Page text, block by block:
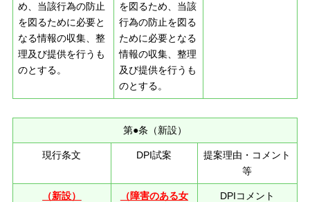
め、当該行為の防止
を図るために必要と
なる情報の収集、整
理及び提供を行うも
のとする。
を図るため、当該
行為の防止を図る
ために必要となる
情報の収集、整理
及び提供を行うも
のとする。
第●条（新設）
現行条文 DPI試案
提案理由・コメント
等
（新設）
（障害のある女
DPIコメント